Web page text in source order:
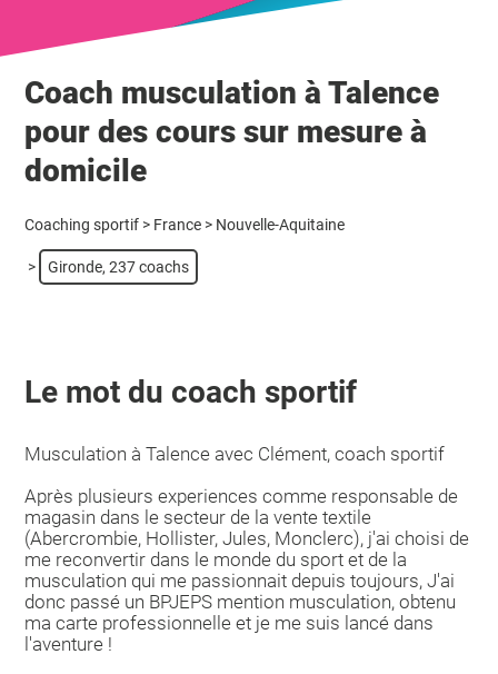
Coach musculation à Talence
pour des cours sur mesure à
domicile
Coaching sportif > France > Nouvelle-Aquitaine
> Gironde, 237 coachs
Le mot du coach sportif
Musculation à Talence avec Clément, coach sportif
Après plusieurs experiences comme responsable de
magasin dans le secteur de la vente textile
(Abercrombie, Hollister, Jules, Monclerc), j'ai choisi de
me reconvertir dans le monde du sport et de la
musculation qui me passionnait depuis toujours, J'ai
donc passé un BPJEPS mention musculation, obtenu
ma carte professionnelle et je me suis lancé dans
l'aventure !